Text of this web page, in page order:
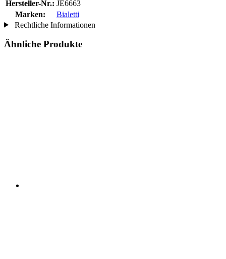
Hersteller-Nr.: JE6663
Marken:
Bialetti
Rechtliche Informationen
Ähnliche Produkte